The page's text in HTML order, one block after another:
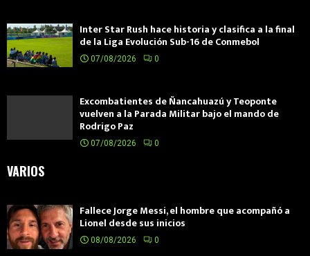
Inter Star Rush hace historia y clasifica a la final
de la Liga Evolución Sub-16 de Conmebol
07/08/2026 0
Excombatientes de Ñancahuazú y Teoponte
vuelven a la Parada Militar bajo el mando de
Rodrigo Paz
07/08/2026 0
VARIOS
Fallece Jorge Messi, el hombre que acompañó a
Lionel desde sus inicios
08/08/2026 0